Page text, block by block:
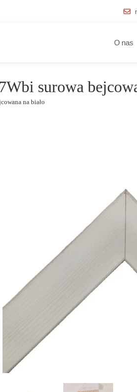
O nas
surowa
na biało